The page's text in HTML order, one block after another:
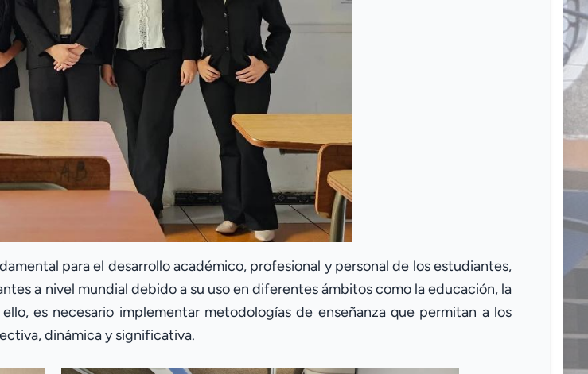
para el desarrollo académico, profesional y personal de los estudiantes,
a nivel mundial debido a su uso en diferentes ámbitos como la educación, la
es necesario implementar metodologías de enseñanza que permitan a los
dinámica y significativa.